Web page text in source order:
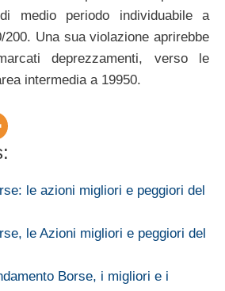
medio periodo individuabile a
200. Una sua violazione aprirebbe
deprezzamenti, verso le
intermedia a 19950.
le azioni migliori e peggiori del
le Azioni migliori e peggiori del
Borse, i migliori e i